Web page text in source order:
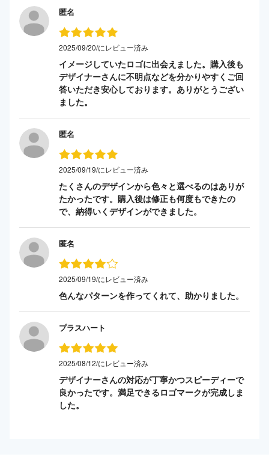
匿名
2025/09/20/にレビュー済み
イメージしていたロゴに出会えました。購入後も
デザイナーさんに不明点などを分かりやすくご回
答いただき安心しております。ありがとうござい
ました。
匿名
2025/09/19/にレビュー済み
たくさんのデザインから色々と選べるのはありが
たかったです。購入後は修正も何度もできたの
で、納得いくデザインができました。
匿名
2025/09/19/にレビュー済み
色んなパターンを作ってくれて、助かりました。
プラスハート
2025/08/12/にレビュー済み
デザイナーさんの対応が丁寧かつスピーディーで
良かったです。満足できるロゴマークが完成しま
した。